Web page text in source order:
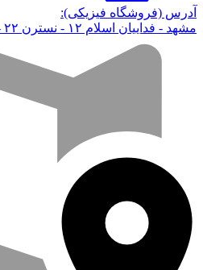
آدرس (فروشگاه فیزیکی):
مشهد - فداییان اسلام ۱۲ - نسترن ۲۲ - کامپیوترفدک